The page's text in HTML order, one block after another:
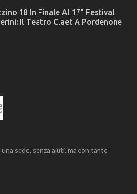
18 In Finale Al 17° Festival
Il Teatro Claet A Pordenone
sede, senza aiuti, ma con tante